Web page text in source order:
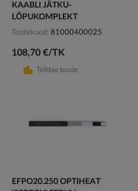
KAABLI JÄTKU-
LÕPUKOMPLEKT
Tootekood 81000400025
108,70 €/TK
Tellitav toode
EFPO20.250 OPTIHEAT